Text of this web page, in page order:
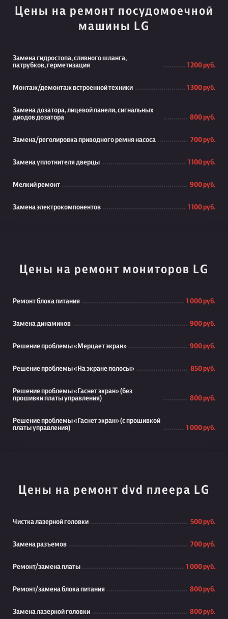
Цены на ремонт посудомоечной
машины LG
Замена гидростопа, сливного шланга,
патрубков, герметизация
1 200 руб.
Монтаж/демонтаж встроенной техники 1 300 руб.
Замена дозатора, лицевой панели, сигнальных
диодов дозатора
800 руб.
Замена/реголировка приводного ремня насоса 700 руб.
Замена уплотнителя дверцы 1 100 руб.
Мелкий ремонт 900 руб.
Замена электрокомпонентов 1 100 руб.
Цены на ремонт мониторов LG
Ремонт блока питания 1 000 руб.
Замена динамиков 900 руб.
Решение проблемы «Мерцает экран» 900 руб.
Решение проблемы «На экране полосы» 850 руб.
Решение проблемы «Гаснет экран» (без
прошивки платы управления)
800 руб.
Решение проблемы «Гаснет экран» (с прошивкой
платы управления)
1 000 руб.
Цены на ремонт dvd плеера LG
Чистка лазерной головки 500 руб.
Замена разъемов 700 руб.
Ремонт/замена платы 1 000 руб.
Ремонт/замена блока питания 800 руб.
Замена лазерной головки 800 руб.